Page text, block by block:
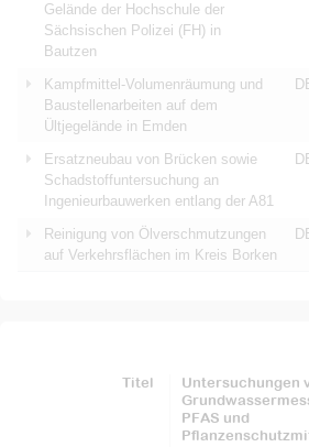
Gelände der Hochschule der
Sächsischen Polizei (FH) in
Bautzen
Kampfmittel-Volumenräumung und
Baustellenarbeiten auf dem
Ültjegelände in Emden
Ersatzneubau von Brücken sowie
Schadstoffuntersuchung an
Ingenieurbauwerken entlang der A81
Reinigung von Ölverschmutzungen
auf Verkehrsflächen im Kreis Borken
Titel
Untersuchungen
PFAS und